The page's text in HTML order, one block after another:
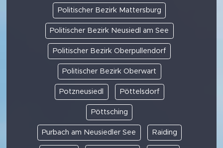
Politischer Bezirk Mattersburg
Politischer Bezirk Neusiedl am See
Politischer Bezirk Oberpullendorf
Politischer Bezirk Oberwart
Potzneusiedl Pöttelsdorf
Pöttsching
Purbach am Neusiedler See Raiding